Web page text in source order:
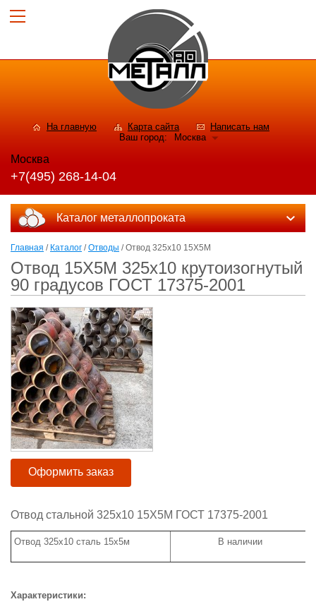
На главную Карта сайта
Написать нам
Ваш город:
Москва
Москва
+7(495) 268-14-04
Каталог металлопроката
Главная / Каталог /Отводы / Отвод 325х10 15Х5М
Отвод 15Х5М 325х10 крутоизогнутый
90 градусов ГОСТ 17375-2001
Оформить заказ
Отвод стальной 325х10 15Х5М ГОСТ 17375-2001
Отвод 325х10 сталь 15х5м В наличии
Характеристики: